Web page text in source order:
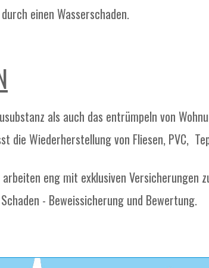
einen Wasserschaden.
als auch das entrümpeln von
die Wiederherstellung von Fliesen, PVC,
eng mit exklusiven Versicherungen
- Beweissicherung und Bewertung.